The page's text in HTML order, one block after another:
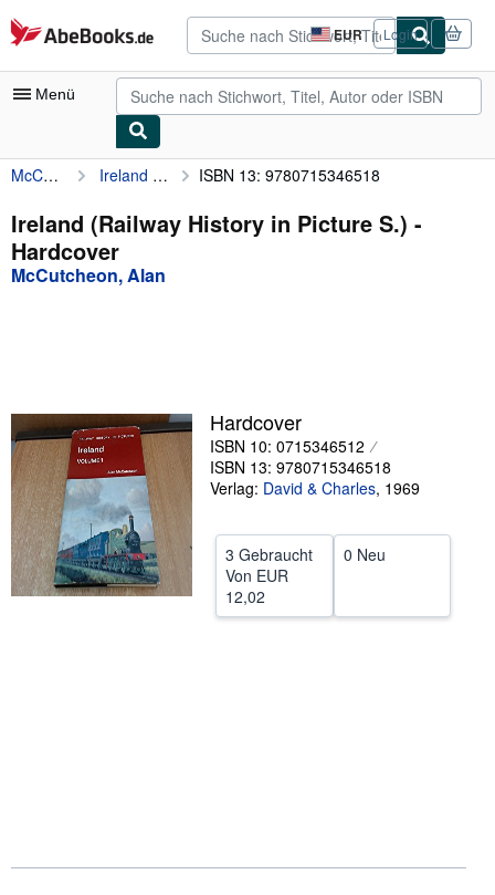
Zum Hauptinhalt
AbeBooks.de EUR
Seite
der
Einkaufseinstellungen.
Login
Menü
Nutzerkonto
Meine Bestellungen
Detailsuche
Verkäufer
Verkäufer werden
Hilfe
McCutcheon, Alan Ireland (Railway History in Picture S.) ISBN 13: 9780715346518
Ireland (Railway History in Picture S.) -
Hardcover
McCutcheon, Alan
Hardcover
ISBN 10: 0715346512
ISBN 13: 9780715346518
Verlag: David & Charles, 1969
3 Gebraucht
Von EUR
12,02
0 Neu